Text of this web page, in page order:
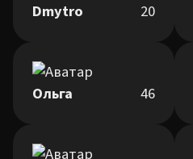
Dmytro 20
Ольга 46